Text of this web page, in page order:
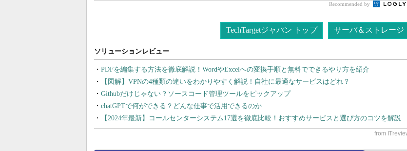
Recommended by
TechTargetジャパン トップ サーバ＆ストレージ
PDFを編集する方法を徹底解説！WordやExcelへの変換手順と無料でできるやり方を紹介
【図解】VPNの4種類の違いをわかりやすく解説！自社に最適なサービスはどれ？
Githubだけじゃない？ソースコード管理ツールをピックアップ
chatGPTで何ができる？どんな仕事で活用できるのか
【2024年最新】コールセンターシステム17選を徹底比較！おすすめサービスと選び方のコツを解説